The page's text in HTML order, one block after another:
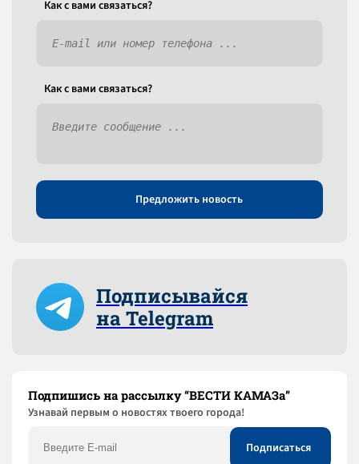
Как c вами связаться?
Как c вами связаться?
Предложить новость
Подписывайся
на Telegram
Подпишись на рассылку “ВЕСТИ КАМАЗа”
Узнaвай первым о новостях твоего города!